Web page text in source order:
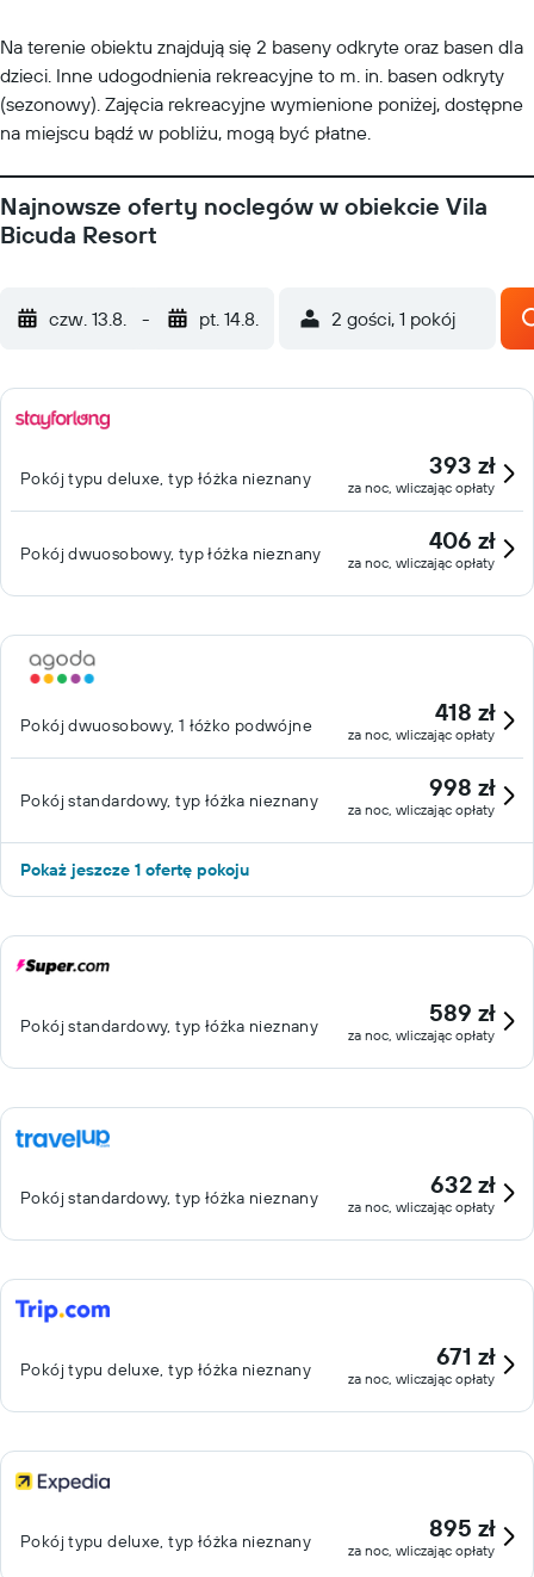
Na terenie obiektu znajdują się 2 baseny odkryte oraz basen dla
dzieci. Inne udogodnienia rekreacyjne to m. in. basen odkryty
(sezonowy). Zajęcia rekreacyjne wymienione poniżej, dostępne
na miejscu bądź w pobliżu, mogą być płatne.
Najnowsze oferty noclegów w obiekcie Vila
Bicuda Resort
czw. 13.8. - pt. 14.8. 2 gości, 1 pokój
Pokój typu deluxe, typ łóżka nieznany 393 zł
za noc, wliczając opłaty
Pokój dwuosobowy, typ łóżka nieznany 406 zł
za noc, wliczając opłaty
Pokój dwuosobowy, 1 łóżko podwójne 418 zł
za noc, wliczając opłaty
Pokój standardowy, typ łóżka nieznany 998 zł
za noc, wliczając opłaty
Pokaż jeszcze 1 ofertę pokoju
Pokój standardowy, typ łóżka nieznany 589 zł
za noc, wliczając opłaty
Pokój standardowy, typ łóżka nieznany 632 zł
za noc, wliczając opłaty
Pokój typu deluxe, typ łóżka nieznany 671 zł
za noc, wliczając opłaty
Pokój typu deluxe, typ łóżka nieznany 895 zł
za noc, wliczając opłaty